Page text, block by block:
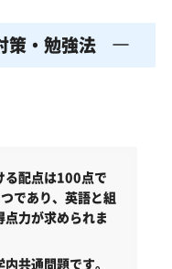
策・勉強法
る配点は100点で
であり、英語と組
力が求められま
共通問題です。